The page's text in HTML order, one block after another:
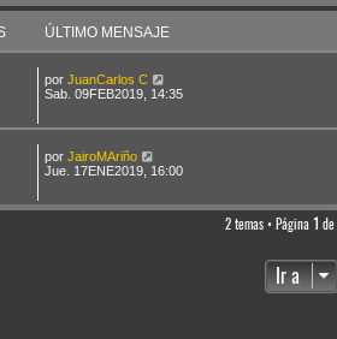
ÚLTIMO MENSAJE
por JuanCarlos C
Sab. 09FEB2019, 14:35
por JairoMAriño
Jue. 17ENE2019, 16:00
2 temas • Página 1 de
Ir a